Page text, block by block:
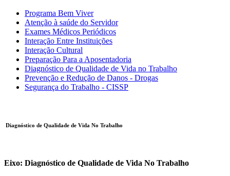
Programa Bem Viver
Atenção à saúde do Servidor
Exames Médicos Periódicos
Interação Entre Instituições
Interação Cultural
Preparação Para a Aposentadoria
Diagnóstico de Qualidade de Vida no Trabalho
Prevenção e Redução de Danos - Drogas
Segurança do Trabalho - CISSP
Diagnóstico de Qualidade de Vida No Trabalho
Eixo: Diagnóstico de Qualidade de Vida No Trabalho